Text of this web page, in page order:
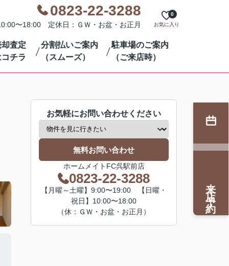
0823-22-3288
〜18:00 定休日：ＧＷ・お盆・お正月 お気に入り
0
査定
コチラ
分割払いご案内
（スムーズ）
駐車場のご案内
（ご来店時）
お気軽にお問い合わせください
無料お問い合わせ
ホームメイトFC呉駅前店
0823-22-3288
【月曜～土曜】9:00〜19:00 【日曜・
祝日】10:00〜18:00
（休：ＧＷ・お盆・お正月）
来店予約